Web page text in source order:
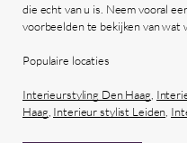
die echt van u is. Neem vooral
voorbeelden te bekijken van wat
Populaire locaties
Interieurstyling Den Haag
Haag Interieur stylist Leiden